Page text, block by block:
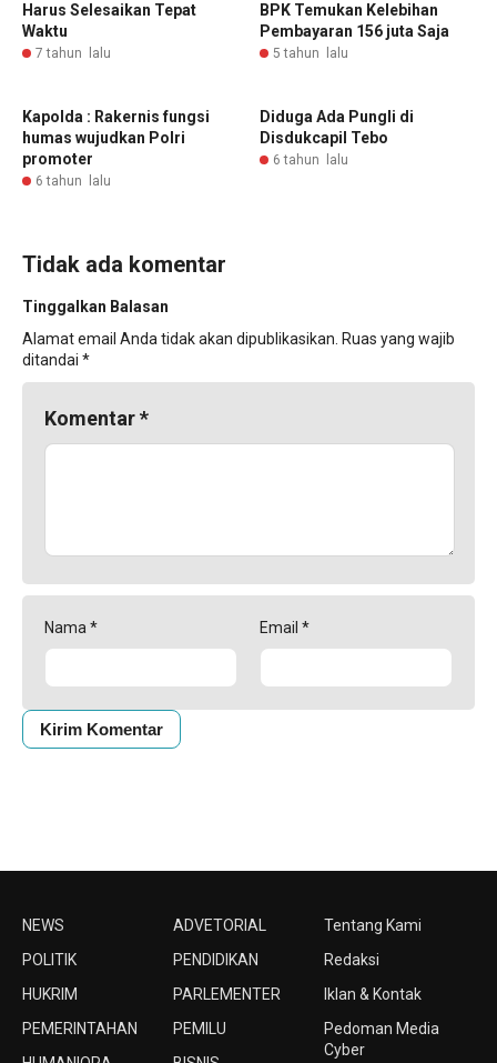
Harus Selesaikan Tepat
Waktu
7 tahun lalu
BPK Temukan Kelebihan
Pembayaran 156 juta Saja
5 tahun lalu
Kapolda : Rakernis fungsi
humas wujudkan Polri
promoter
6 tahun lalu
Diduga Ada Pungli di
Disdukcapil Tebo
6 tahun lalu
Tidak ada komentar
Tinggalkan Balasan
Alamat email Anda tidak akan dipublikasikan. Ruas yang wajib
ditandai *
Komentar*
Nama * Email *
NEWS
POLITIK
HUKRIM
PEMERINTAHAN
ADVETORIAL
PENDIDIKAN
PARLEMENTER
PEMILU
Tentang Kami
Redaksi
Iklan & Kontak
Pedoman Media
Cyber